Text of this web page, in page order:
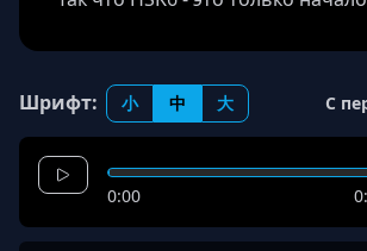
Шрифт: 小 中 大 С
0:00